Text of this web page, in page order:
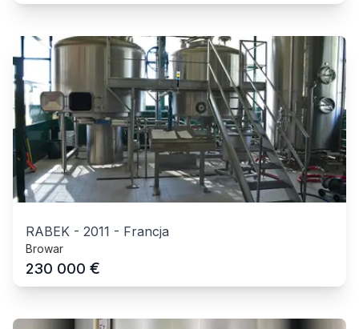
RABEK - 2011 - Francja
Browar
230 000 €